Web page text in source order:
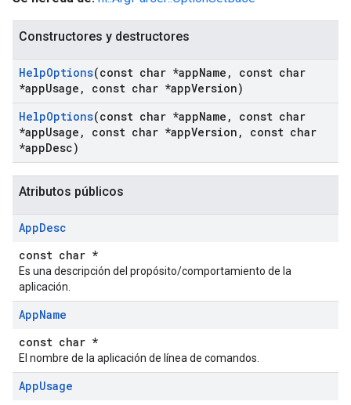
Constructores y destructores
HelpOptions(const char *appName ,
const char
*appUsage , const char *appVersion)
HelpOptions(const char *appName ,
const char
*appUsage , const char *appVersion ,
const char
*appDesc)
Atributos públicos
AppDesc
const char *
Es una descripción del propósito/comportamiento de la
aplicación.
AppName
const char *
El nombre de la aplicación de línea de comandos.
AppUsage